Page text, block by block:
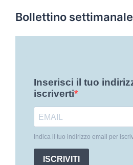
Bollettino settimanale